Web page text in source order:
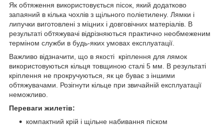
Як обтяження використовується пісок, який додатково
запаяний в кілька чохлів з щільного поліетилену. Лямки і
липучки виготовлені з міцних і довговічних матеріалів. В
результаті обтяжувачі відрізняються практично необмеженим
терміном служби в будь-яких умовах експлуатації.
Важливо відзначити, що в якості кріплення для лямок
використовуються кільця товщиною сталі 5 мм. В результаті
кріплення не прокручуються, як це буває з іншими
обтяжувачами. Розігнути кільце при звичайній експлуатації
неможливо.
Переваги жилетів:
компактний крій і щільне набивання піском